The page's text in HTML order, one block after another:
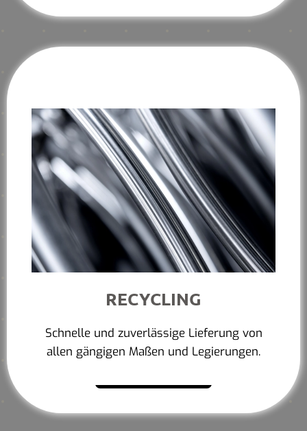
RECYCLING
Schnelle und zuverlässige Lieferung von
allen gängigen Maßen und Legierungen.